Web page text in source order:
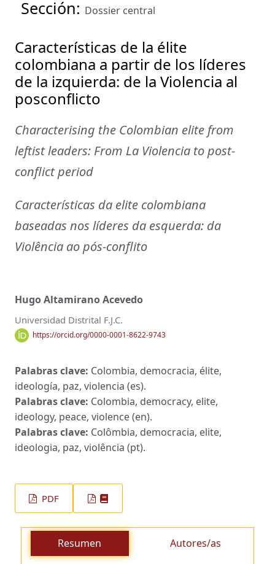
Sección: Dossier central
Características de la élite
colombiana a partir de los líderes
de la izquierda: de la Violencia al
posconflicto
Characterising the Colombian elite from
leftist leaders: From La Violencia to post-
conflict period
Características da elite colombiana
baseadas nos líderes da esquerda: da
Violência ao pós-conflito
Hugo Altamirano Acevedo
Universidad Distrital F.J.C.
https://orcid.org/0000-0001-8622-9743
Palabras clave: Colombia, democracia, élite,
ideología, paz, violencia (es).
Palabras clave: Colombia, democracy, elite,
ideology, peace, violence (en).
Palabras clave: Colômbia, democracia, elite,
ideologia, paz, violência (pt).
PDF
Resumen Autores/as